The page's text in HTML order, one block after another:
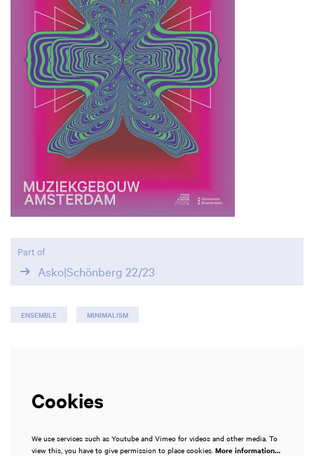
Part of
Asko|Schönberg 22/23
ENSEMBLE MINIMALISM
Cookies
We use services such as Youtube and Vimeo for videos and other media. To
view this, you have to give permission to place cookies. More information…